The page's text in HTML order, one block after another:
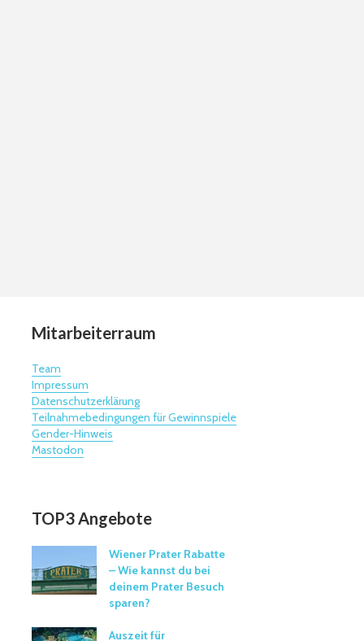
Mitarbeiterraum
Team
Impressum
Datenschutzerklärung
Teilnahmebedingungen für Gewinnspiele
Gender-Hinweis
Mastodon
TOP3 Angebote
Wiener Prater Rabatte
– Wie kannst du bei
deinem Prater Besuch
sparen?
Auszeit für